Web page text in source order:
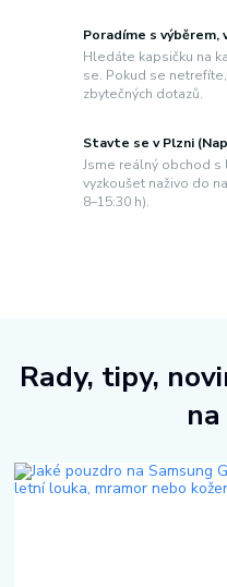
Poradíme s výběrem,
Hledáte kapsičku na
se. Pokud se
zbytečných dotazů.
Stavte se v Plzni
Jsme reálný obchod s
vyzkoušet naživo do
8–15:30 h).
Rady, tipy,